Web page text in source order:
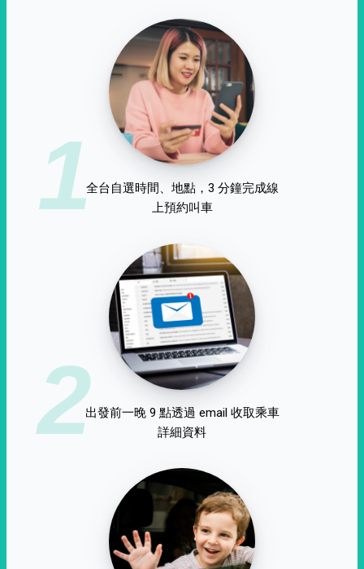
1全台自選時間、地點，3 分鐘完成線
上預約叫車
2出發前一晚 9 點透過 email 收取乘車
詳細資料